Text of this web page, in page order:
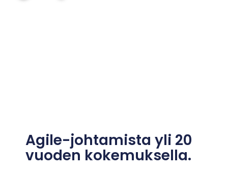
Agile-johtamista yli 20
vuoden kokemuksella.